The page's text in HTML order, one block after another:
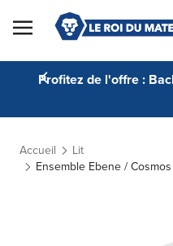
Skip to Content
Profitez de l'offre :
Accueil
Lit
Ensemble Ebene /